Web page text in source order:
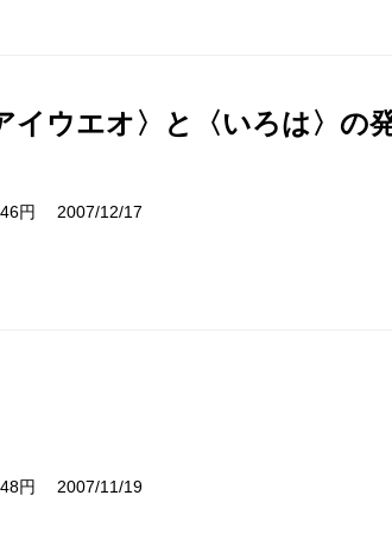
イウエオ〉と〈いろは〉の
円 2007/12/17
円 2007/11/19